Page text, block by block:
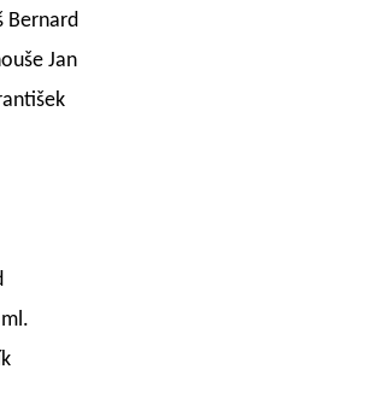
Bernard
Jan